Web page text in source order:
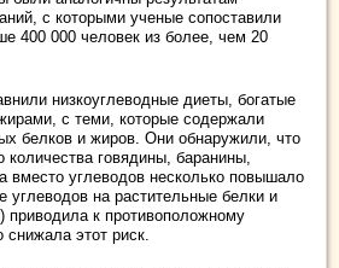
с которыми ученые сопоставили
400 000 человек из более, чем 20
низкоуглеводные диеты, богатые
с теми, которые содержали
белков и жиров. Они обнаружили, что
количества говядины, баранины,
вместо углеводов несколько повышало
углеводов на растительные белки и
приводила к противоположному
снижала этот риск.